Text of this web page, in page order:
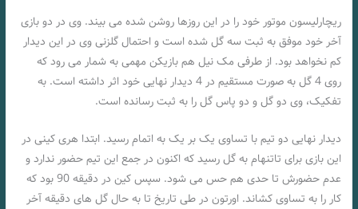
ریچارلیسون موتور خود را در این روزها روشن شده می بیند. وی در دو بازی
آخر خود موفق به ثبت سه گل شده است و احتمال گلزنی وی در این دیدار
کم نخواهد بود. از طرفی مک نیل هم بازیکن مهمی به شمار می رود که
روی 4 گل به صورت مستقیم در 4 دیدار نهایی خود اثر داشته است. به
تفکیک، وی دو گل و دو پاس گل را به ثبت رسانده است.
دیدار نهایی دو تیم با تساوی یک بر یک به اتمام رسید. ابتدا هری کینی در
این بازی برای تاتنهام به گل رسید که اکنون در جمع این تیم حضور ندارد و
عدم حضورش تا حدی هم حس می شود. سپس کین در دقیقه 90 بود که
کار را به تساوی کشاند. اورتون در طی تاریخ تا به حال گل های دقیقه آخر